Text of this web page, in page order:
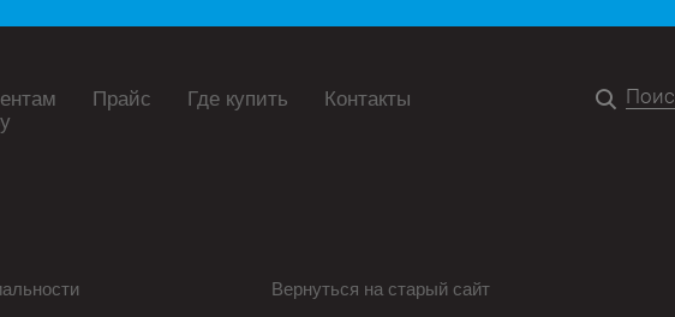
Прайс Где купить Контакты
Вернуться на старый сайт